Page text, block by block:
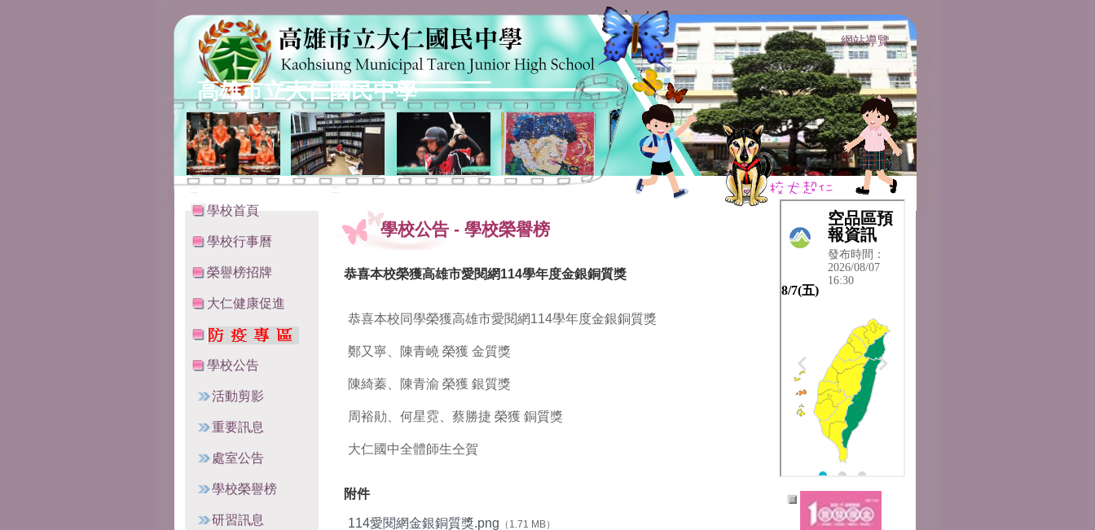
::: 網站導覽
高雄市立大仁國民中學
:::
學校首頁
學校行事曆
榮譽榜招牌
大仁健康促進
學校公告
活動剪影
重要訊息
處室公告
學校榮譽榜
研習訊息
:::
學校公告 - 學校榮譽榜
恭喜本校榮獲高雄市愛閱網114學年度金銀銅質獎
恭喜本校同學榮獲高雄市愛閱網114學年度金銀銅質獎
鄭又寧、陳青嶢 榮獲 金質獎
陳綺蓁、陳青渝 榮獲 銀質獎
周裕勛、何星霓、蔡勝捷 榮獲 銅質獎
大仁國中全體師生仝賀
附件
114愛閱網金銀銅質獎.png （1.71 MB）
:::